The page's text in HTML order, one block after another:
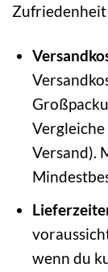
Versand).
wenn du